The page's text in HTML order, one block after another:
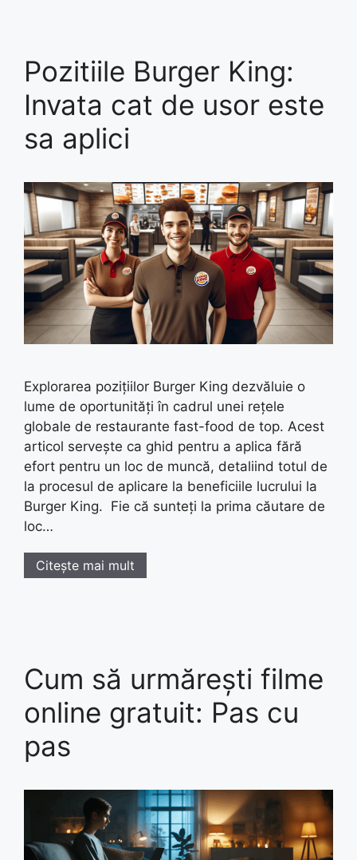
Pozitiile Burger King:
Invata cat de usor este
sa aplici
Explorarea pozițiilor Burger King dezvăluie o
lume de oportunități în cadrul unei rețele
globale de restaurante fast-food de top. Acest
articol servește ca ghid pentru a aplica fără
efort pentru un loc de muncă, detaliind totul de
la procesul de aplicare la beneficiile lucrului la
Burger King. Fie că sunteți la prima căutare de
loc…
Citește mai mult
Cum să urmărești filme
online gratuit: Pas cu
pas